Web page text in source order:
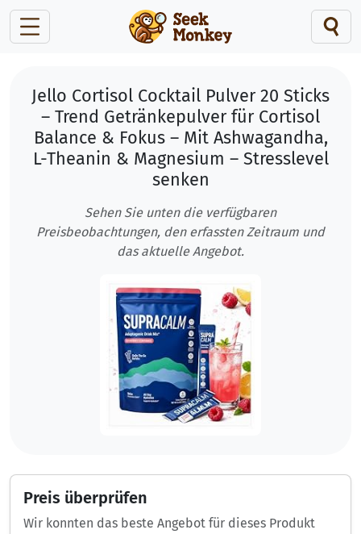
Jello Cortisol Cocktail Pulver 20 Sticks
– Trend Getränkepulver für Cortisol
Balance & Fokus – Mit Ashwagandha,
L-Theanin & Magnesium – Stresslevel
senken
Sehen Sie unten die verfügbaren
Preisbeobachtungen, den erfassten Zeitraum und
das aktuelle Angebot.
Preis überprüfen
Wir konnten das beste Angebot für dieses Produkt